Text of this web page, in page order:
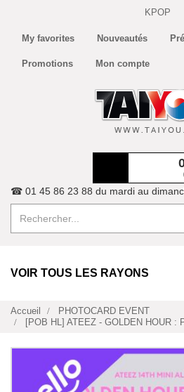
KPOP
My favorites Nouveautés
Promotions Mon compte
☎ 01 45 86 23 88 du mardi au
VOIR TOUS LES RAYONS
Accueil
PHOTOCARD EVENT
[POB HL] ATEEZ - GOLDEN HOUR :